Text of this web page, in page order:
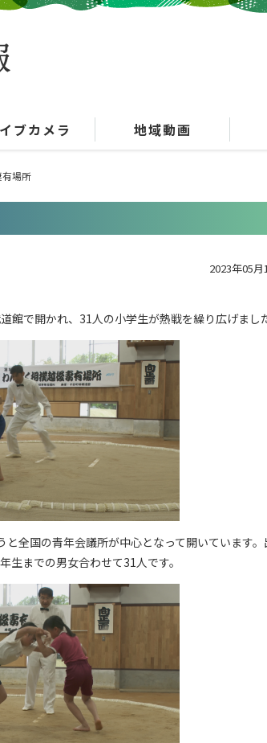
ブカメラ 地域動画
場所
2023年05
館で開かれ、31人の小学生が熱戦を繰り広げまし
全国の青年会議所が中心となって開いています
までの男女合わせて31人です。